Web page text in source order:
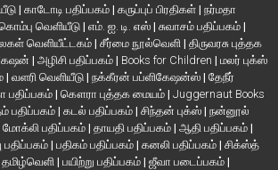
| காடோடி பதிப்பகம் | கருப்புப் பிரதிகள் | நர்மதா
வெளியீடு| எம். ஐ. டி. எஸ் | சுவாசம் பதிப்பகம் |
வெளியீட்டகம் | சீர்மை நூல்வெளி | திருவரசு புத்தக
| அழிசி பதிப்பகம் | Books for Children | மலர் புக்ஸ்
| வளரி வெளியீடு | நக்கீரன் பப்ளிகேஷன்ஸ் | தேநீர்
பதிப்பகம் | கௌரா புத்தக மையம் | Juggernaut Books
பதிப்பகம் | கடல் பதிப்பகம் | சிந்தன் புக்ஸ் | நன்னூல்
மோக்லி பதிப்பகம் | தாயதி பதிப்பகம் | ஆதி பதிப்பகம் |
பதிப்பகம் | பதிகம் பதிப்பகம் | கனலி பதிப்பகம் | சிக்ஸ்த்
தமிழ்வெளி | பயிற்று பதிப்பகம் | ஜீவா படைப்பகம் |